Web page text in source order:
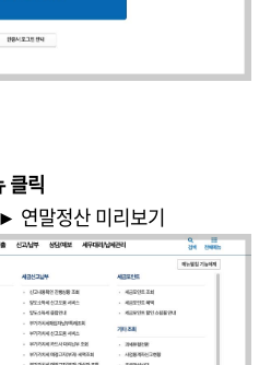
클릭
연말정산 미리보기